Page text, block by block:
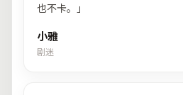
也不卡。
」
小雅
剧迷